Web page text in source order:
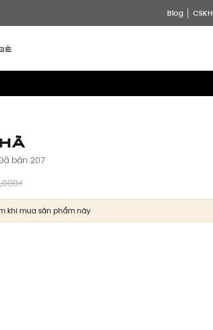
Blog CSKH
bán 207
khi mua sản phẩm này